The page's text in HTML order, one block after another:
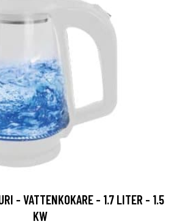
- VATTENKOKARE - 1.7 LITER - 1.5
KW